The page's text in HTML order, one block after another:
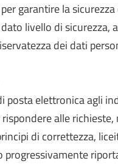
garantire la
livello di
dei dati
elettronica agli
alle
di correttezza,